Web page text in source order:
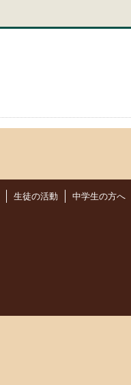
生徒の活動 中学生の方へ